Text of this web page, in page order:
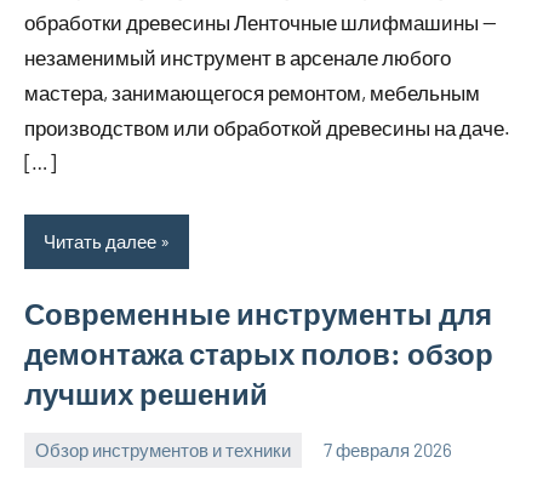
обработки древесины Ленточные шлифмашины —
незаменимый инструмент в арсенале любого
мастера, занимающегося ремонтом, мебельным
производством или обработкой древесины на даче.
[…]
Читать далее
Современные инструменты для
демонтажа старых полов: обзор
лучших решений
Обзор инструментов и техники 7 февраля 2026
u_dachki_ru